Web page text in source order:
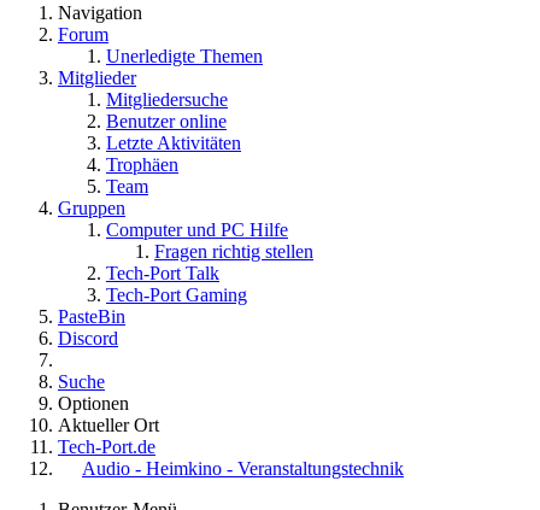
Navigation
Forum
Unerledigte Themen
Mitglieder
Mitgliedersuche
Benutzer online
Letzte Aktivitäten
Trophäen
Team
Gruppen
Computer und PC Hilfe
Fragen richtig stellen
Tech-Port Talk
Tech-Port Gaming
PasteBin
Discord
Suche
Optionen
Aktueller Ort
Tech-Port.de
Audio - Heimkino - Veranstaltungstechnik